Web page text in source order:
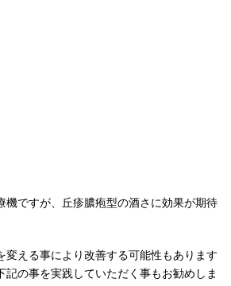
機ですが、丘疹膿疱型の酒さに効果が期待
変える事により改善する可能性もあります
記の事を実践していただく事もお勧めしま